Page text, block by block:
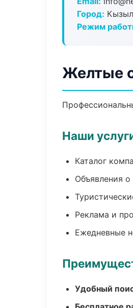
Город: Кызыл
Режим
Желтые
Наши
Каталог
Объявления
Реклама и
Ежедневные
Удобный